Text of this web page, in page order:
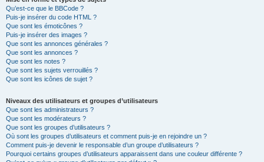
Qu’est-ce que le BBCode ?
Puis-je insérer du code HTML ?
Que sont les émoticônes ?
Puis-je insérer des images ?
Que sont les annonces générales ?
Que sont les annonces ?
Que sont les notes ?
Que sont les sujets verrouillés ?
Que sont les icônes de sujet ?
Niveaux des utilisateurs et groupes d’utilisateurs
Que sont les administrateurs ?
Que sont les modérateurs ?
Que sont les groupes d’utilisateurs ?
Où sont les groupes d’utilisateurs et comment puis-je en rejoindre un ?
Comment puis-je devenir le responsable d’un groupe d’utilisateurs ?
Pourquoi certains groupes d’utilisateurs apparaissent dans une couleur différente ?